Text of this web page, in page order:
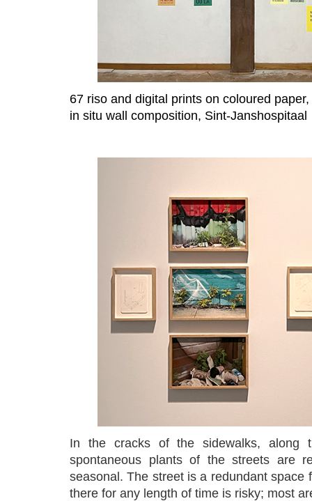
67 riso and digital prints on coloured
in situ wall composition, Sint-Janshospitaal
In the cracks of the sidewalks, along
spontaneous plants of the streets are
seasonal. The street is a redundant space
there for any length of time is risky; most